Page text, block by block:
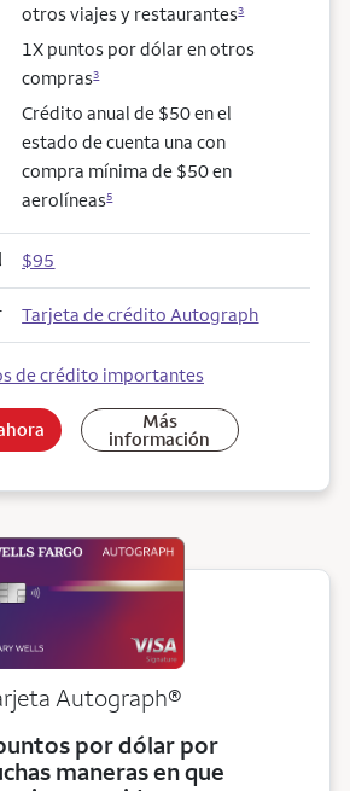
otros viajes y restaurantes3
1X puntos por dólar en otros
compras3
Crédito anual de $50 en el
estado de cuenta una con
compra mínima de $50 en
aerolíneas5
$95
Tarjeta de crédito Autograph
de crédito importantes
Más
información
Autograph®
por dólar por
maneras en que